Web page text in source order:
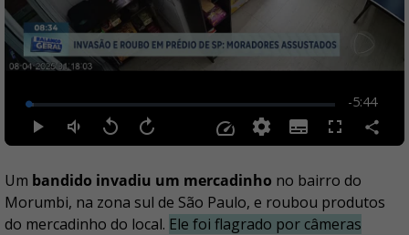
Um bandido invadiu um mercadinho no bairro do
Morumbi, na zona sul de São Paulo, e roubou produtos
do mercadinho do local. Ele foi flagrado por câmeras